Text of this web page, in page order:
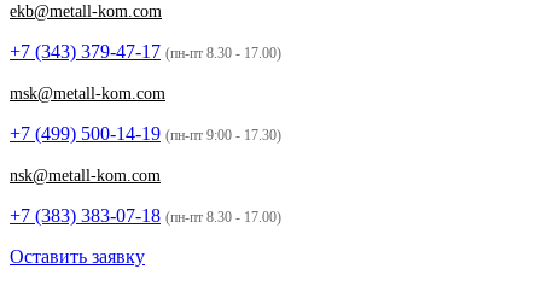
ekb@metall-kom.com
+7 (343) 379-47-17 (пн-пт 8.30 - 17.00)
msk@metall-kom.com
+7 (499) 500-14-19 (пн-пт 9:00 - 17.30)
nsk@metall-kom.com
+7 (383) 383-07-18 (пн-пт 8.30 - 17.00)
Оставить заявку